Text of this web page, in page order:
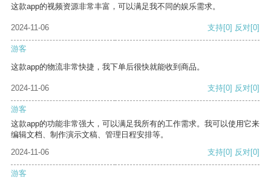
这款app的视频资源非常丰富，可以满足我不同的娱乐需求。
2024-11-06 支持[0] 反对[0]
游客
这款app的物流非常快捷，我下单后很快就能收到商品。
2024-11-06 支持[0] 反对[0]
游客
这款app的功能非常强大，可以满足我所有的工作需求。我可以使用它来
编辑文档、制作演示文稿、管理日程安排等。
2024-11-06
支持[0] 反对[0]
游客